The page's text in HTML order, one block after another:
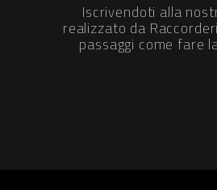
Iscrivendoti alla
realizzato da
passaggi come fare